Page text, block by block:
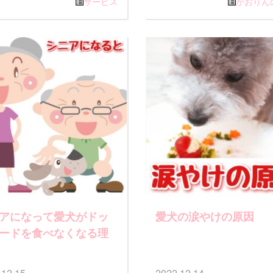
になって愛犬がドッ
ドを食べなくなる理
愛犬の涙やけの原因